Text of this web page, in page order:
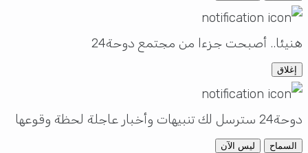
هنيئا.. أصبحت جزءا من مجتمع دوحة24
إغلاق
دوحة24 سترسل لك تنبيهات وأخبار عاجلة لحظة وقوعها
السماح ليس الآن